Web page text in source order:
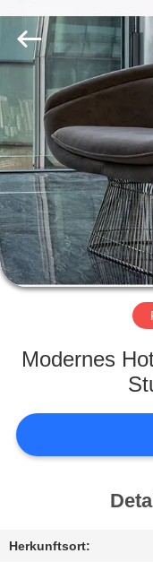
ZU
HAUSE
PRODUKTE
VIDEOS
VR-
UNS
ZENCO.
Rights
Reserved.
Modernes
Herkunftsort: